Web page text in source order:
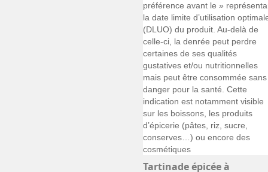
préférence avant le »
la date limite d’utilisation
(DLUO) du produit. Au-delà de
celle-ci, la denrée peut perdre
certaines de ses qualités
gustatives et/ou nutritionnelles
mais peut être consommée sans
danger pour la santé. Cette
indication est notamment visible
sur les boissons, les produits
d’épicerie (pâtes, riz, sucre,
conserves…) ou encore des
cosmétiques
Tartinade épicée à